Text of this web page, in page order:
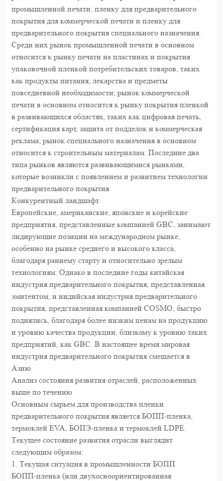
промышленной печати, пленку для предварительного
покрытия для коммерческой печати и пленку для
предварительного покрытия специального назначения.
Среди них рынок промышленной печати в основном
относится к рынку печати на пластинах и покрытия
упаковочной пленкой потребительских товаров, таких
как продукты питания, лекарства и предметы
повседневной необходимости; рынок коммерческой
печати в основном относится к рынку покрытия пленкой
в развивающихся областях, таких как цифровая печать,
сертификация карт, защита от подделок и коммерческая
реклама; рынок специального назначения в основном
относится к строительным материалам. Последние два
типа рынков являются развивающимися рынками,
которые возникли с появлением и развитием технологии
предварительного покрытия.
Конкурентный ландшафт
Европейские, американские, японские и корейские
предприятия, представленные компанией GBC, занимают
лидирующие позиции на международном рынке,
особенно на рынке среднего и высокого класса,
благодаря раннему старту и относительно зрелым
технологиям. Однако в последние годы китайская
индустрия предварительного покрытия, представленная
эмитентом, и индийская индустрия предварительного
покрытия, представленная компанией COSMO, быстро
поднялись, благодаря более низким ценам на продукцию
и уровню качества продукции, близкому к уровню таких
предприятий, как GBC. В настоящее время мировая
индустрия предварительного покрытия смещается в
Азию.
Анализ состояния развития отраслей, расположенных
выше по течению
Основным сырьем для производства пленки
предварительного покрытия является БОПП-пленка,
термоклей EVA, БОПЭ-пленка и термоклей LDPE.
Текущее состояние развития отрасли выглядит
следующим образом:
1. Текущая ситуация в промышленности БОПП
БОПП-пленка (или двухосноориентированная